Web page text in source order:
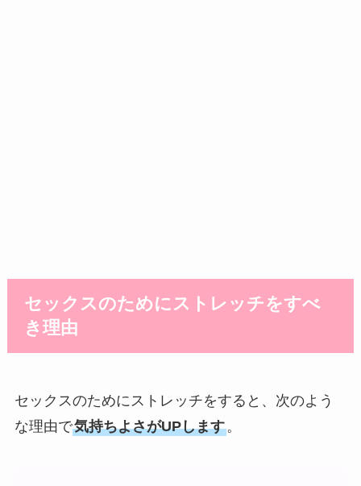
セックスのためにストレッチをすべ
き理由
セックスのためにストレッチをすると、次のよう
な理由で気持ちよさがUPします。